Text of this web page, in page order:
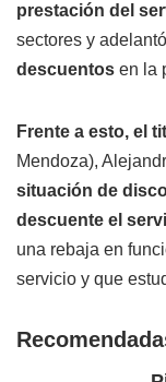
prestación del
sectores y
descuentos en la
Frente a esto, el
Mendoza),
situación de
descuente el
una rebaja en
servicio y que